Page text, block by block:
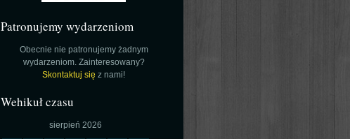
Patronujemy wydarzeniom
Obecnie nie patronujemy żadnym
wydarzeniom. Zainteresowany?
Skontaktuj się z nami!
Wehikuł czasu
sierpień 2026